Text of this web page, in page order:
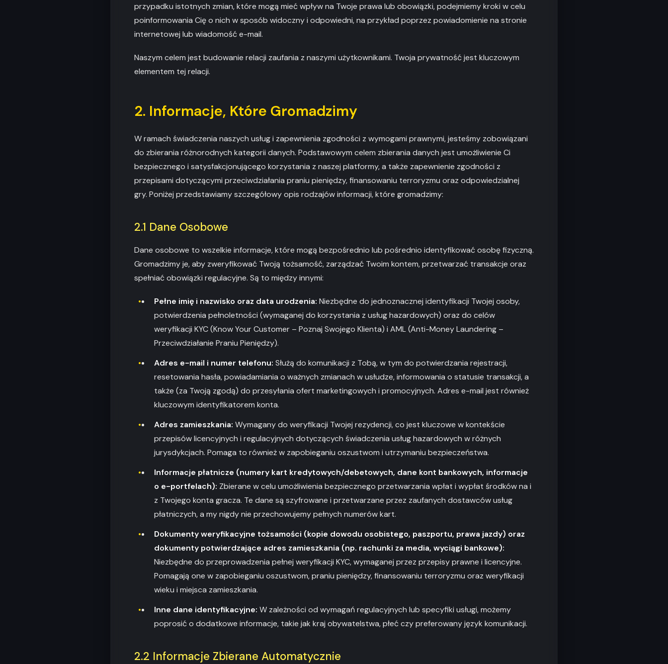
przypadku istotnych zmian, które mogą mieć wpływ na Twoje prawa lub obowiązki, podejmiemy kroki w celu
poinformowania Cię o nich w sposób widoczny i odpowiedni, na przykład poprzez powiadomienie na stronie
internetowej lub wiadomość e-mail.
Naszym celem jest budowanie relacji zaufania z naszymi użytkownikami. Twoja prywatność jest kluczowym
elementem tej relacji.
2. Informacje, Które Gromadzimy
W ramach świadczenia naszych usług i zapewnienia zgodności z wymogami prawnymi, jesteśmy zobowiązani
do zbierania różnorodnych kategorii danych. Podstawowym celem zbierania danych jest umożliwienie Ci
bezpiecznego i satysfakcjonującego korzystania z naszej platformy, a także zapewnienie zgodności z
przepisami dotyczącymi przeciwdziałania praniu pieniędzy, finansowaniu terroryzmu oraz odpowiedzialnej
gry. Poniżej przedstawiamy szczegółowy opis rodzajów informacji, które gromadzimy:
2.1 Dane Osobowe
Dane osobowe to wszelkie informacje, które mogą bezpośrednio lub pośrednio identyfikować osobę fizyczną.
Gromadzimy je, aby zweryfikować Twoją tożsamość, zarządzać Twoim kontem, przetwarzać transakcje oraz
spełniać obowiązki regulacyjne. Są to między innymi:
Pełne imię i nazwisko oraz data urodzenia: Niezbędne do jednoznacznej identyfikacji Twojej osoby,
potwierdzenia pełnoletności (wymaganej do korzystania z usług hazardowych) oraz do celów
weryfikacji KYC (Know Your Customer – Poznaj Swojego Klienta) i AML (Anti-Money Laundering –
Przeciwdziałanie Praniu Pieniędzy).
Adres e-mail i numer telefonu: Służą do komunikacji z Tobą, w tym do potwierdzania rejestracji,
resetowania hasła, powiadamiania o ważnych zmianach w usłudze, informowania o statusie transakcji, a
także (za Twoją zgodą) do przesyłania ofert marketingowych i promocyjnych. Adres e-mail jest również
kluczowym identyfikatorem konta.
Adres zamieszkania: Wymagany do weryfikacji Twojej rezydencji, co jest kluczowe w kontekście
przepisów licencyjnych i regulacyjnych dotyczących świadczenia usług hazardowych w różnych
jurysdykcjach. Pomaga to również w zapobieganiu oszustwom i utrzymaniu bezpieczeństwa.
Informacje płatnicze (numery kart kredytowych/debetowych, dane kont bankowych, informacje
o e-portfelach): Zbierane w celu umożliwienia bezpiecznego przetwarzania wpłat i wypłat środków na i
z Twojego konta gracza. Te dane są szyfrowane i przetwarzane przez zaufanych dostawców usług
płatniczych, a my nigdy nie przechowujemy pełnych numerów kart.
Dokumenty weryfikacyjne tożsamości (kopie dowodu osobistego, paszportu, prawa jazdy) oraz
dokumenty potwierdzające adres zamieszkania (np. rachunki za media, wyciągi bankowe):
Niezbędne do przeprowadzenia pełnej weryfikacji KYC, wymaganej przez przepisy prawne i licencyjne.
Pomagają one w zapobieganiu oszustwom, praniu pieniędzy, finansowaniu terroryzmu oraz weryfikacji
wieku i miejsca zamieszkania.
Inne dane identyfikacyjne: W zależności od wymagań regulacyjnych lub specyfiki usługi, możemy
poprosić o dodatkowe informacje, takie jak kraj obywatelstwa, płeć czy preferowany język komunikacji.
2.2 Informacje Zbierane Automatycznie